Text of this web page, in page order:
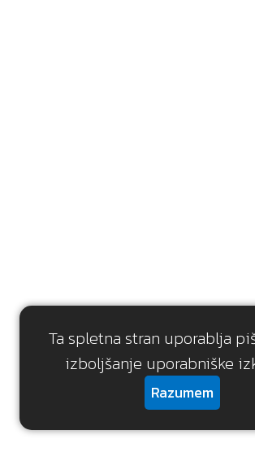
Ta spletna stran uporablja
izboljšanje uporabniške
Razumem